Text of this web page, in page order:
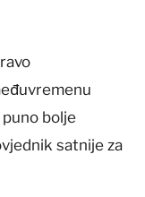
bolje
satnije za